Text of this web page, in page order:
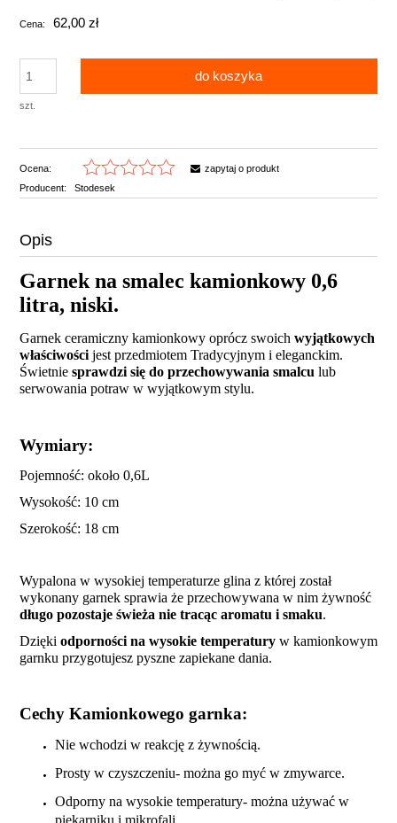
Cena: 62,00 zł
szt.
do koszyka
Ocena:
Producent:
Stodesek
zapytaj o produkt
Opis
Garnek na smalec kamionkowy 0,6
litra, niski.
Garnek ceramiczny kamionkowy oprócz swoich wyjątkowych
właściwości jest przedmiotem Tradycyjnym i eleganckim.
Świetnie sprawdzi się do przechowywania smalcu lub
serwowania potraw w wyjątkowym stylu.
Wymiary:
Pojemność: około 0,6L
Wysokość: 10 cm
Szerokość: 18 cm
Wypalona w wysokiej temperaturze glina z której został
wykonany garnek sprawia że przechowywana w nim żywność
długo pozostaje świeża nie tracąc aromatu i smaku.
Dzięki odporności na wysokie temperatury w kamionkowym
garnku przygotujesz pyszne zapiekane dania.
Cechy Kamionkowego garnka:
Nie wchodzi w reakcję z żywnością.
Prosty w czyszczeniu- można go myć w zmywarce.
Odporny na wysokie temperatury- można używać w
piekarniku i mikrofali.